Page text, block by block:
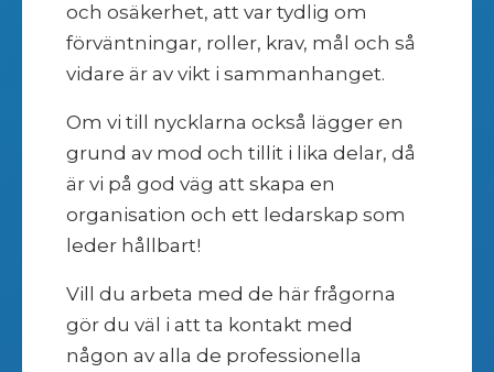
och osäkerhet, att var tydlig om
förväntningar, roller, krav, mål och så
vidare är av vikt i sammanhanget.
Om vi till nycklarna också lägger en
grund av mod och tillit i lika delar, då
är vi på god väg att skapa en
organisation och ett ledarskap som
leder hållbart!
Vill du arbeta med de här frågorna
gör du väl i att ta kontakt med
någon av alla de professionella